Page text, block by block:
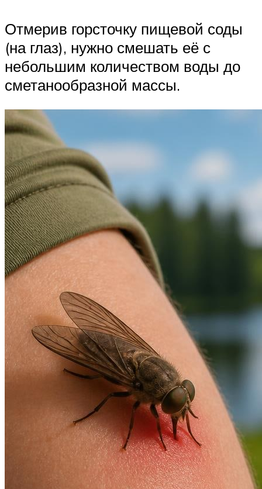
Отмерив горсточку пищевой соды
(на глаз), нужно смешать её с
небольшим количеством воды до
сметанообразной массы.